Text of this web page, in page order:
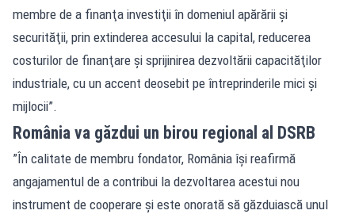
membre de a finanţa investiţii în domeniul apărării şi
securităţii, prin extinderea accesului la capital, reducerea
costurilor de finanţare şi sprijinirea dezvoltării capacităţilor
industriale, cu un accent deosebit pe întreprinderile mici şi
mijlocii”.
România va găzdui un birou regional al DSRB
”În calitate de membru fondator, România îşi reafirmă
angajamentul de a contribui la dezvoltarea acestui nou
instrument de cooperare şi este onorată să găzduiască unul